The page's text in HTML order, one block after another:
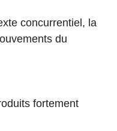
concurrentiel, la
du
fortement